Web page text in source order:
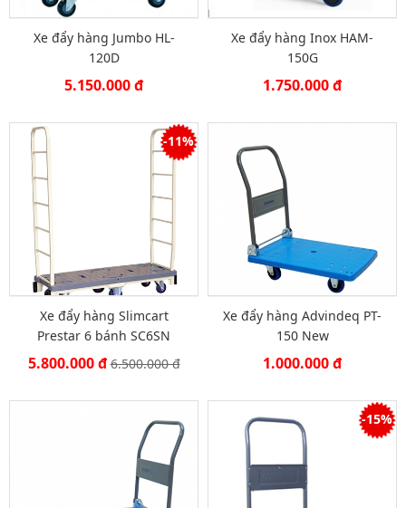
Xe đẩy hàng Jumbo HL-
120D
5.150.000 đ
Xe đẩy hàng Inox HAM-
150G
1.750.000 đ
-11%
Xe đẩy hàng Slimcart
Prestar 6 bánh SC6SN
5.800.000 đ6.500.000 đ
Xe đẩy hàng Advindeq PT-
150 New
1.000.000 đ
-15%